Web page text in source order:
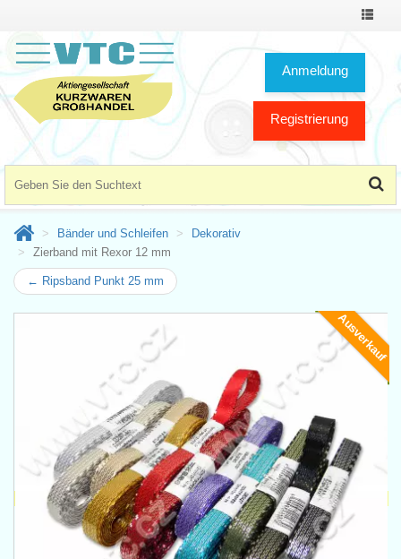
Toggle
Anmeldung
Registrierung
Bänder und Schleifen
Dekorativ
Zierband mit Rexor 12 mm
← Ripsband Punkt 25 mm
Ausverkauf